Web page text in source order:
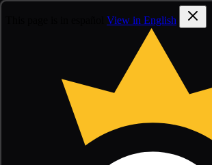
View in English